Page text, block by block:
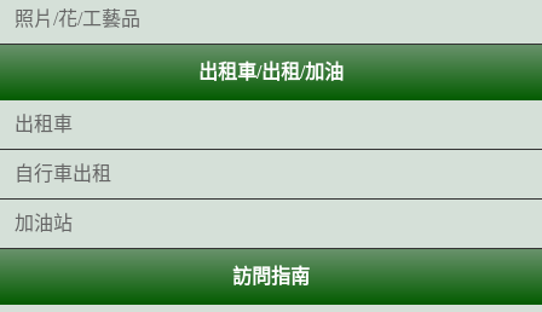
照片/花/工藝品
出租車/出租/加油
出租車
自行車出租
加油站
訪問指南